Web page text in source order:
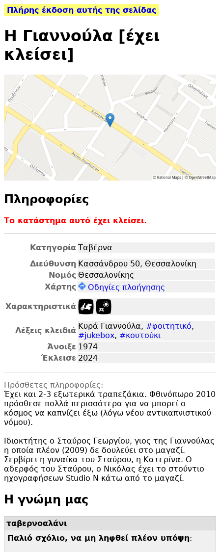
Πλήρης έκδοση αυτής της σελίδας
Η Γιαννούλα [έχει
κλείσει]
Πληροφορίες
Το κατάστημα αυτό έχει κλείσει.
Κατηγορία Ταβέρνα
Διεύθυνση Κασσάνδρου 50, Θεσσαλονίκη
Νομός Θεσσαλονίκης
Χάρτης
Οδηγίες πλοήγησης
Χαρακτηριστικά
Λέξεις κλειδιά Κυρά Γιαννούλα, #φοιτητικό,
#jukebox, #κουτούκι
Άνοιξε 1974
Έκλεισε 2024
Πρόσθετες πληροφορίες:
Έχει και 2-3 εξωτερικά τραπεζάκια. Φθινόπωρο 2010
πρόσθεσε πολλά περισσότερα για να μπορεί ο
κόσμος να καπνίζει έξω (λόγω νέου αντικαπνιστικού
νόμου).
Ιδιοκτήτης ο Σταύρος Γεωργίου, γιος της Γιαννούλας
η οποία πλέον (2009) δε δουλεύει στο μαγαζί.
Σερβίρει η γυναίκα του Σταύρου, η Κατερίνα. Ο
αδερφός του Σταύρου, ο Νικόλας έχει το στούντιο
ηχογραφήσεων Studio N κάτω από το μαγαζί.
Η γνώμη μας
ταβερνοαλάνι
Παλιό σχόλιο, να μη ληφθεί πλέον υπόψη: